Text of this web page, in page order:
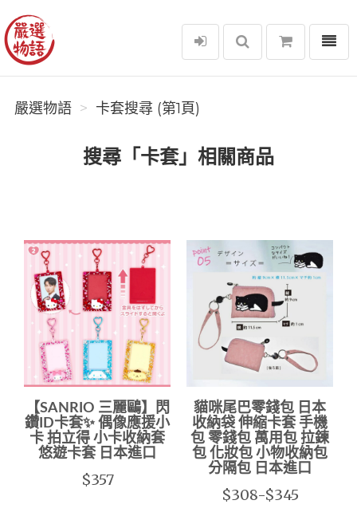
嚴選物語
選單
嚴選物語 卡套搜尋 (第1頁)
搜尋「卡套」相關商品
【SANRIO 三麗鷗】閃
鑽ID卡套✨ 偶像應援小
卡 拍立得 小卡收納套
悠遊卡套 日本進口
$357
貓咪尾巴零錢包 日本
收納袋 伸縮卡套 手機
包 零錢包 萬用包 拉鍊
包 化妝包 小物收納包
分隔包 日本進口
$308-$345